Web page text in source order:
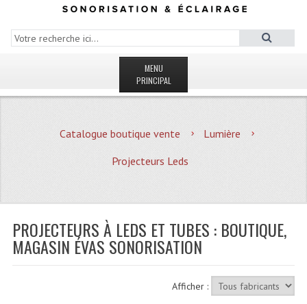
MENU
PRINCIPAL
MAGASIN
Quoi De Neuf?
Plan Acces, Horaires.
Location De Matériel
Catalogue boutique vente
Lumière
Projecteurs Leds
PROJECTEURS À LEDS ET TUBES : BOUTIQUE,
MAGASIN ÉVAS SONORISATION
Afficher :